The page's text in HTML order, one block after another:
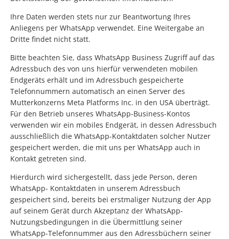
Ihre Daten werden stets nur zur Beantwortung Ihres
Anliegens per WhatsApp verwendet. Eine Weitergabe an
Dritte findet nicht statt.
Bitte beachten Sie, dass WhatsApp Business Zugriff auf das
Adressbuch des von uns hierfür verwendeten mobilen
Endgeräts erhält und im Adressbuch gespeicherte
Telefonnummern automatisch an einen Server des
Mutterkonzerns Meta Platforms Inc. in den USA überträgt.
Für den Betrieb unseres WhatsApp-Business-Kontos
verwenden wir ein mobiles Endgerät, in dessen Adressbuch
ausschließlich die WhatsApp-Kontaktdaten solcher Nutzer
gespeichert werden, die mit uns per WhatsApp auch in
Kontakt getreten sind.
Hierdurch wird sichergestellt, dass jede Person, deren
WhatsApp- Kontaktdaten in unserem Adressbuch
gespeichert sind, bereits bei erstmaliger Nutzung der App
auf seinem Gerät durch Akzeptanz der WhatsApp-
Nutzungsbedingungen in die Übermittlung seiner
WhatsApp-Telefonnummer aus den Adressbüchern seiner